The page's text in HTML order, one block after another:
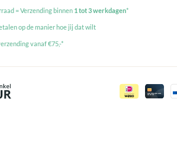
= Verzending binnen 1 tot 3 werkdagen*
op de manier hoe jij dat wilt
vanaf €75,-*